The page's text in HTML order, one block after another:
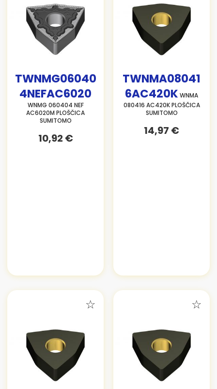
TWNMG06040
4NEFAC6020
WNMG 060404 NEF
AC6020M PLOŠČICA
SUMITOMO
10,92 €
TWNMA08041
6AC420K WNMA
080416 AC420K PLOŠČICA
SUMITOMO
14,97 €